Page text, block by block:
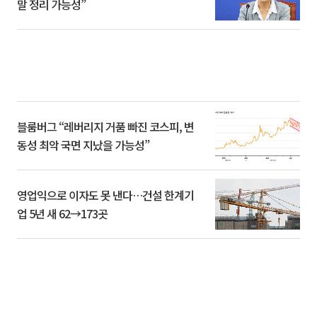
말 정리 가능성”
블룸버그 “레버리지 거품 빠진 코스피, 변
동성 최악 국면 지났을 가능성”
영업익으로 이자도 못 낸다…건설 한계기
업 5년 새 62→173곳